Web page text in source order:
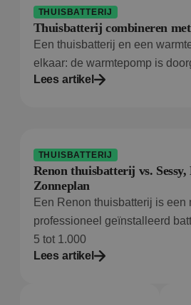
THUISBATTERIJ
Thuisbatterij combineren
Een thuisbatterij en een
elkaar: de warmtepomp is
Lees artikel
THUISBATTERIJ
Renon thuisbatterij vs.
Zonneplan
Een Renon thuisbatterij is een
professioneel geïnstalleerd
5 tot 1.000
Lees artikel
Naam